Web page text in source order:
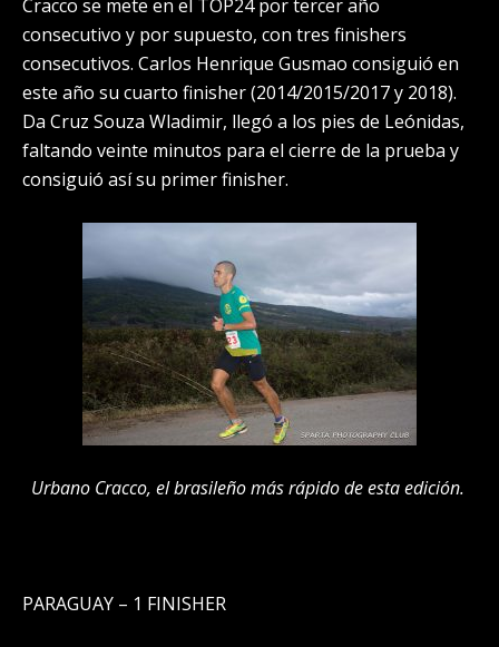
Cracco se mete en el TOP24 por tercer año
consecutivo y por supuesto, con tres finishers
consecutivos. Carlos Henrique Gusmao consiguió en
este año su cuarto finisher (2014/2015/2017 y 2018).
Da Cruz Souza Wladimir, llegó a los pies de Leónidas,
faltando veinte minutos para el cierre de la prueba y
consiguió así su primer finisher.
Urbano Cracco, el brasileño más rápido de esta edición.
PARAGUAY – 1 FINISHER